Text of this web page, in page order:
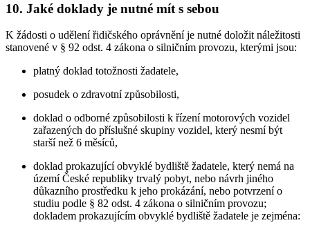
10. Jaké doklady je nutné mít s sebou
K žádosti o udělení řidičského oprávnění je nutné doložit náležitosti
stanovené v § 92 odst. 4 zákona o silničním provozu, kterými jsou:
platný doklad totožnosti žadatele,
posudek o zdravotní způsobilosti,
doklad o odborné způsobilosti k řízení motorových vozidel
zařazených do příslušné skupiny vozidel, který nesmí být
starší než 6 měsíců,
doklad prokazující obvyklé bydliště žadatele, který nemá na
území České republiky trvalý pobyt, nebo návrh jiného
důkazního prostředku k jeho prokázání, nebo potvrzení o
studiu podle § 82 odst. 4 zákona o silničním provozu;
dokladem prokazujícím obvyklé bydliště žadatele je zejména: